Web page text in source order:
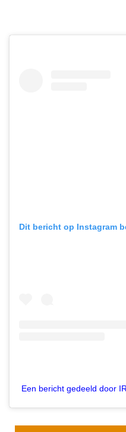
Dit bericht op Instagram
Een bericht gedeeld door